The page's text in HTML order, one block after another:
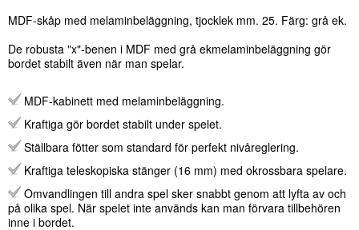
MDF-skåp med melaminbeläggning, tjocklek mm. 25. Färg: grå ek.
De robusta "x"-benen i MDF med grå ekmelaminbeläggning gör
bordet stabilt även när man spelar.
MDF-kabinett med melaminbeläggning.
Kraftiga gör bordet stabilt under spelet.
Ställbara fötter som standard för perfekt nivåreglering.
Kraftiga teleskopiska stänger (16 mm) med okrossbara spelare.
Omvandlingen till andra spel sker snabbt genom att lyfta av och
på olika spel. När spelet inte används kan man förvara tillbehören
inne i bordet.